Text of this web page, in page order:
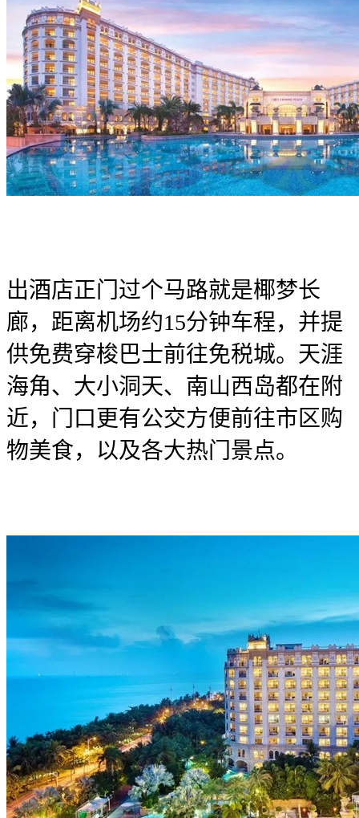
出酒店正门过个马路就是椰梦长
廊，距离机场约15分钟车程，并提
供免费穿梭巴士前往免税城。天涯
海角、大小洞天、南山西岛都在附
近，门口更有公交方便前往市区购
物美食，以及各大热门景点。